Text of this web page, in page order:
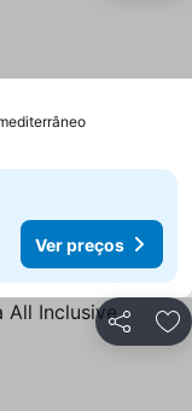
Ver preços
Partilhar